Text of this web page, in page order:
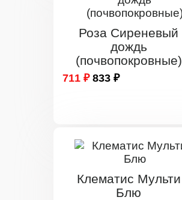
Роза Сиреневый
дождь
(почвопокровные)
711 ₽ 833 ₽
Клематис Мульти
Блю